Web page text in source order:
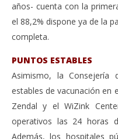
años- cuenta con la
el 88,2% dispone ya de la
completa.
PUNTOS ESTABLES
Asimismo, la Consejería
estables de vacunación en
Zendal y el WiZink
operativos las 24 horas
Además, los hospitales